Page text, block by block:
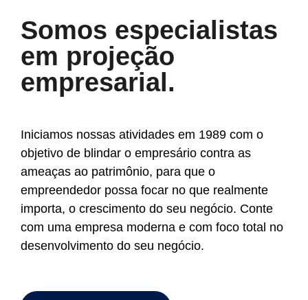
Somos especialistas
em projeção
empresarial.
Iniciamos nossas atividades em 1989 com o
objetivo de blindar o empresário contra as
ameaças ao patrimônio, para que o
empreendedor possa focar no que realmente
importa, o crescimento do seu negócio. Conte
com uma empresa moderna e com foco total no
desenvolvimento do seu negócio.